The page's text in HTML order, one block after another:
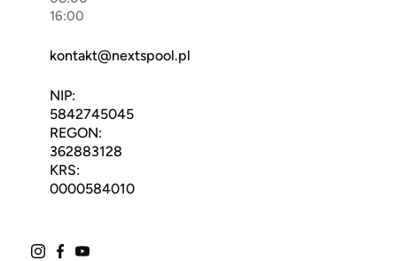
16:00
kontakt@nextspool.pl
NIP:
5842745045
REGON:
362883128
KRS:
0000584010